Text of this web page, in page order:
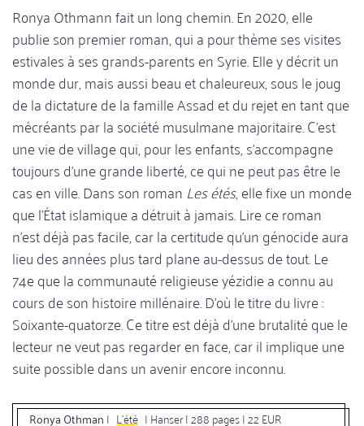
Ronya Othmann fait un long chemin. En 2020, elle
publie son premier roman, qui a pour thème ses visites
estivales à ses grands-parents en Syrie. Elle y décrit un
monde dur, mais aussi beau et chaleureux, sous le joug
de la dictature de la famille Assad et du rejet en tant que
mécréants par la société musulmane majoritaire. C'est
une vie de village qui, pour les enfants, s'accompagne
toujours d'une grande liberté, ce qui ne peut pas être le
cas en ville. Dans son roman Les étés, elle fixe un monde
que l'État islamique a détruit à jamais. Lire ce roman
n'est déjà pas facile, car la certitude qu'un génocide aura
lieu des années plus tard plane au-dessus de tout. Le
74e que la communauté religieuse yézidie a connu au
cours de son histoire millénaire. D'où le titre du livre :
Soixante-quatorze. Ce titre est déjà d'une brutalité que le
lecteur ne veut pas regarder en face, car il implique une
suite possible dans un avenir encore inconnu.
Ronya Othman | L'été | Hanser | 288 pages | 22 EUR